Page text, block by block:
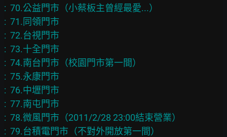
:  70.公益門市（小蔡板主曾經最愛...）
:  71.同領門市
:  72.台視門市
:  73.十全門市
:  74.南台門市（校園門市第一間）
:  75.永康門市
:  76.中壢門市
:  77.南屯門市
:  78.微風門市（2011/2/28 23:00結束營業）
:  79.台積電門市（不對外開放第一間）